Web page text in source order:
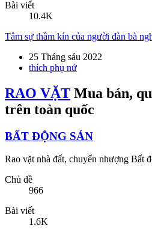
thích phụ nử
RAO VẶT Mua bán,
BẤT ĐỘNG SẢN
Rao vặt nhà đất, chuyển nhượng Bất
966
1.6K
Chủ đề
966
Bài viết
1.6K